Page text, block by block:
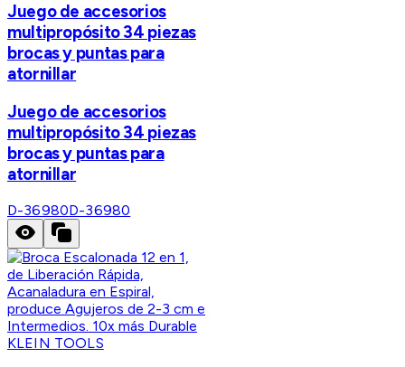
Juego de accesorios
multipropósito 34 piezas
brocas y puntas para
atornillar
Juego de accesorios
multipropósito 34 piezas
brocas y puntas para
atornillar
D-36980D-36980
KLEIN TOOLS